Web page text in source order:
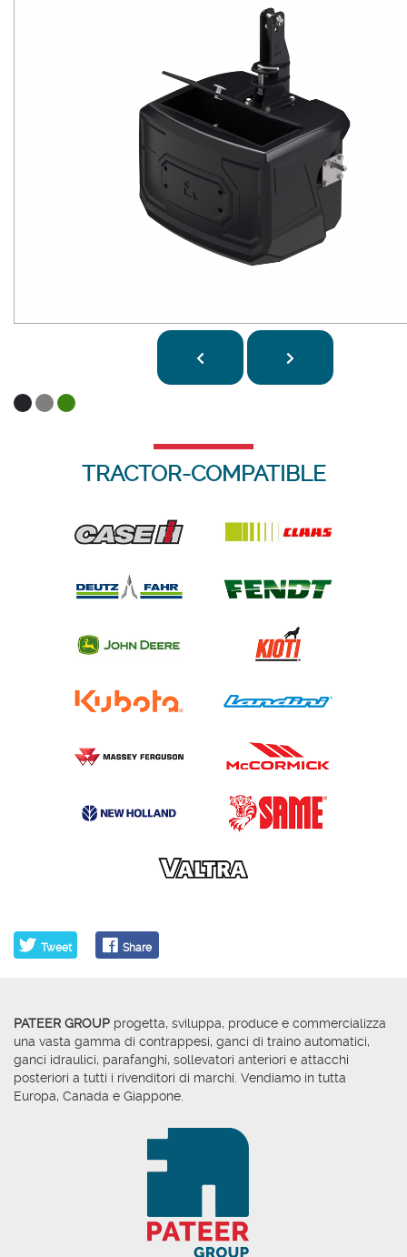
TRACTOR-COMPATIBLE
Tweet Share
PATEER GROUP progetta, sviluppa, produce e commercializza
una vasta gamma di contrappesi, ganci di traino automatici,
ganci idraulici, parafanghi, sollevatori anteriori e attacchi
posteriori a tutti i rivenditori di marchi. Vendiamo in tutta
Europa, Canada e Giappone.